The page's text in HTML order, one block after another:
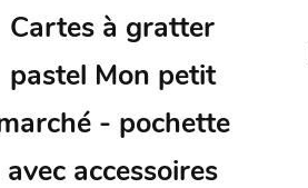
Cartes à gratter
pastel Mon petit
- pochette
avec accessoires